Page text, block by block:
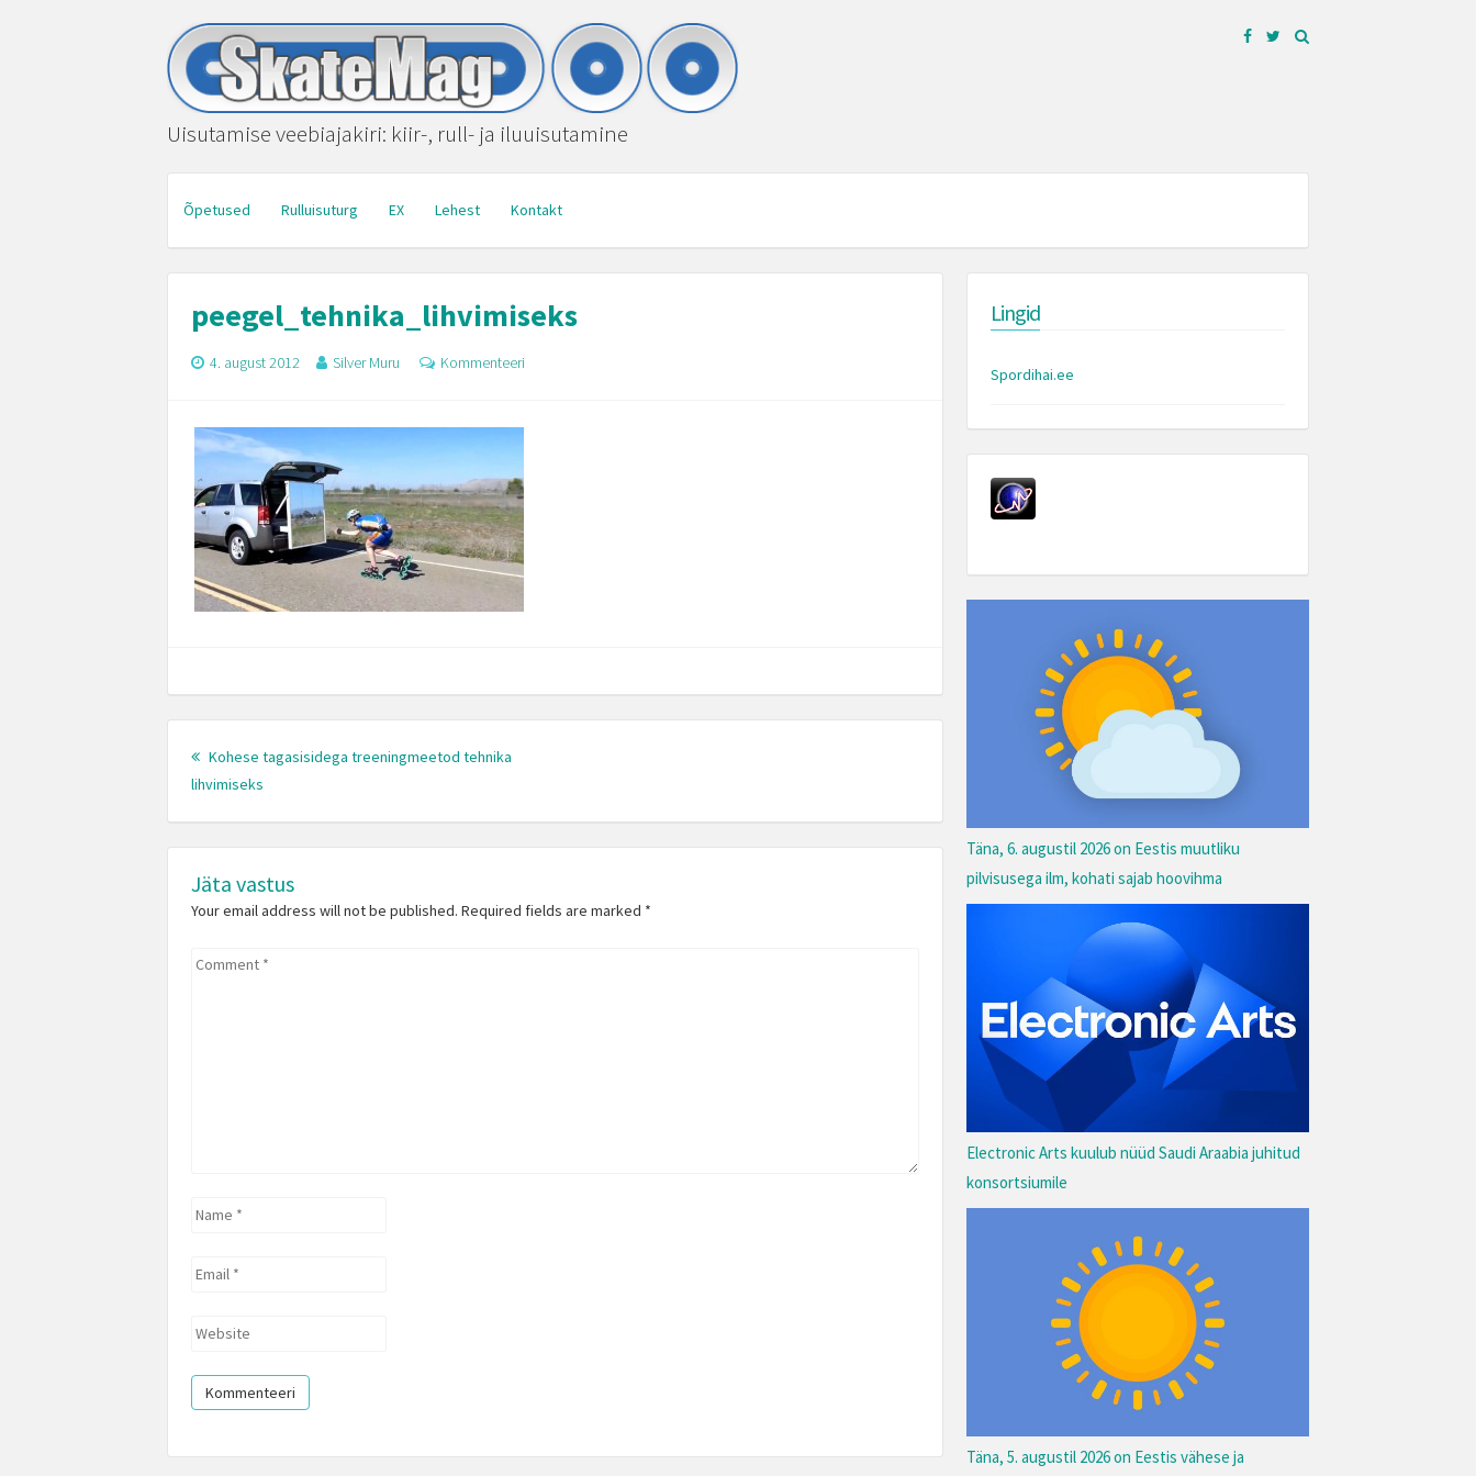
Uisutamise veebiajakiri: kiir-, rull- ja iluuisutamine
Facebook
Twitter
Õpetused Rulluisuturg EX Lehest Kontakt
peegel_tehnika_lihvimiseks
4. august 2012 Silver Muru Kommenteeri
navigation
Kohese tagasisidega treeningmeetod tehnika
lihvimiseks
Jäta vastus
Your email address will not be published. Required fields are marked *
Comment
Name
Email
Website
Lingid
Spordihai.ee
Täna, 6. augustil 2026 on Eestis muutliku
pilvisusega ilm, kohati sajab hoovihma
Electronic Arts kuulub nüüd Saudi Araabia juhitud
konsortsiumile
Täna, 5. augustil 2026 on Eestis vähese ja